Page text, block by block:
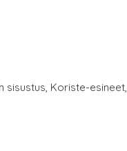
sisustus, Koriste-esineet,